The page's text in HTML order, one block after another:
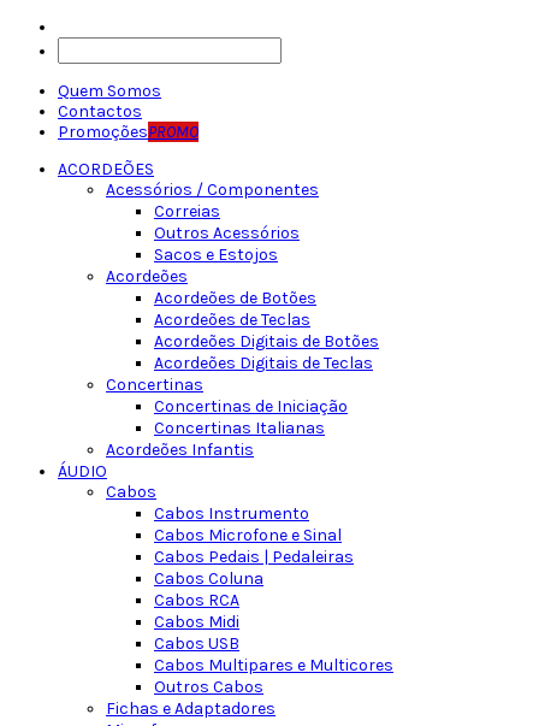
Quem Somos
Contactos
PromoçõesPROMO
ACORDEÕES
Acessórios / Componentes
Correias
Outros Acessórios
Sacos e Estojos
Acordeões
Acordeões de Botões
Acordeões de Teclas
Acordeões Digitais de Botões
Acordeões Digitais de Teclas
Concertinas
Concertinas de Iniciação
Concertinas Italianas
Acordeões Infantis
ÁUDIO
Cabos
Cabos Instrumento
Cabos Microfone e Sinal
Cabos Pedais | Pedaleiras
Cabos Coluna
Cabos RCA
Cabos Midi
Cabos USB
Cabos Multipares e Multicores
Outros Cabos
Fichas e Adaptadores